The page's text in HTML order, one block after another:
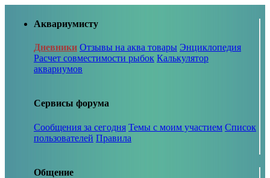
Аквариумисту
Дневники Отзывы на аква товары Энциклопедия
Расчет совместимости рыбок Калькулятор
аквариумов
Сервисы форума
Сообщения за сегодня Темы с моим участием Список
пользователей Правила
Общение